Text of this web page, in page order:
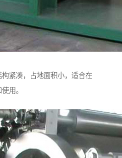
紧凑，占地面积小，适合在
用。